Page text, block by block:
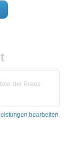
der Praxis
bearbeiten.